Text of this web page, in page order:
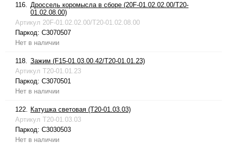
116.
Дроссель коромысла в сборе (20F-01.02.02.00/T20-
01.02.08.00)
Артикул 20F-01.02.02.00/T20-01.02.08.00
Паркод: C3070507
Нет в наличии
118.
Зажим (F15-01.03.00.42/T20-01.01.23)
Артикул T20-01.01.23
Паркод: C3070501
Нет в наличии
122.
Катушка световая (T20-01.03.03)
Артикул T20-01.03.03
Паркод: C3030503
Нет в наличии